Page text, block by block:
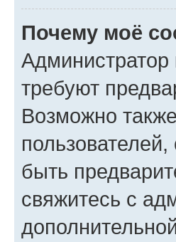
Почему моё
требуют
Возможно
быть
свяжитесь с